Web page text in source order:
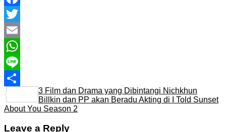
Facebook
Twitter
Email
WhatsApp
Line
Share
3 Film dan Drama yang Dibintangi Nichkhun
Billkin dan PP akan Beradu Akting di I Told Sunset
About You Season 2
Leave a Reply